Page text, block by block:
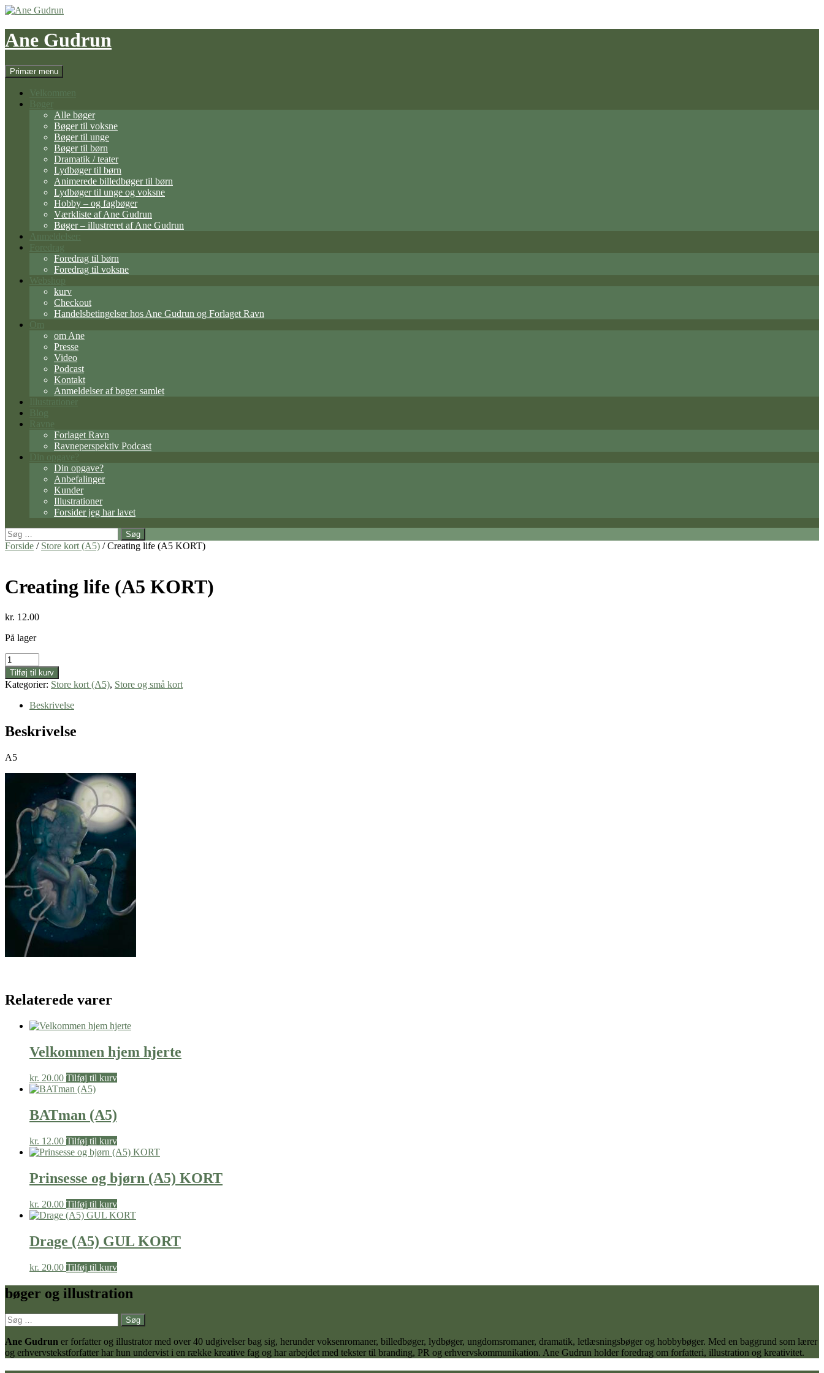
Hop
indhold
Ane Gudrun
Søg
Primær menu
Alle bøger
Bøger til voksne
Bøger til unge
Bøger til børn
Dramatik / teater
Lydbøger til børn
Animerede billedbøger til børn
Lydbøger til unge og voksne
Hobby – og fagbøger
Værkliste af Ane Gudrun
Bøger – illustreret af Ane Gudrun
Foredrag til børn
Foredrag til voksne
kurv
Checkout
Handelsbetingelser hos Ane Gudrun og Forlaget Ravn
Om
om Ane
Presse
Video
Podcast
Kontakt
Anmeldelser af bøger samlet
Forlaget Ravn
Ravneperspektiv Podcast
Din opgave?
Anbefalinger
Kunder
Illustrationer
Forsider jeg har lavet
Søg
efter:
Forside / Store kort (A5) / Creating life (A5 KORT)
Creating life (A5 KORT)
kr. 12.00
På lager
Creating
life
(A5
KORT)
antal
Tilføj til kurv
Kategorier: Store kort (A5), Store og små kort
Beskrivelse
Beskrivelse
A5
Relaterede varer
Velkommen hjem hjerte
kr. 20.00 Tilføj til kurv
BATman (A5)
kr. 12.00 Tilføj til kurv
Prinsesse og bjørn (A5) KORT
kr. 20.00 Tilføj til kurv
Drage (A5) GUL KORT
kr. 20.00 Tilføj til kurv
bøger og illustration
Søg
efter:
Ane Gudrun er forfatter og illustrator med over 40 udgivelser bag sig, herunder voksenromaner, billedbøger, lydbøger, ungdomsromaner, dramatik, letlæsningsbøger og hobbybøger. Med en baggrund som lærer
og erhvervstekstforfatter har hun undervist i en række kreative fag og har arbejdet med tekster til branding, PR og erhvervskommunikation. Ane Gudrun holder foredrag om forfatteri, illustration og kreativitet.